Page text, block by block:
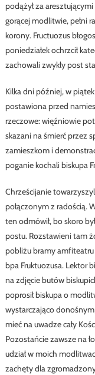
podążył za
gorącej modlitwie, pełni
korony. Fructuozus
poniedziałek ochrzcił
zachowali zwykły post
Kilka dni później, w
postawiona przed
rzeczowe: więźniowie
skazani na śmierć przez
zamieszkom i
poganie kochali biskupa
Chrześcijanie
połączonym z radością.
ten odmówił, bo skoro
postu. Rozstawieni tam
pobliżu bramy amfiteatru
bpa Fruktuozusa. Lektor
na zdjęcie butów
poprosił biskupa o
wystarczająco
mieć na uwadze cały
Pozostańcie zawsze na
udział w moich
zachęty dla